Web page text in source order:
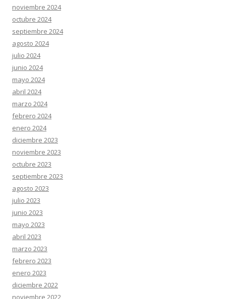
noviembre 2024
octubre 2024
septiembre 2024
agosto 2024
julio 2024
junio 2024
mayo 2024
abril 2024
marzo 2024
febrero 2024
enero 2024
diciembre 2023
noviembre 2023
octubre 2023
septiembre 2023
agosto 2023
julio 2023
junio 2023
mayo 2023
abril 2023
marzo 2023
febrero 2023
enero 2023
diciembre 2022
noviembre 2022